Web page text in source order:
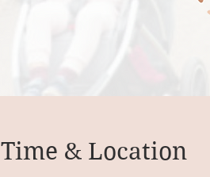
Time & Location